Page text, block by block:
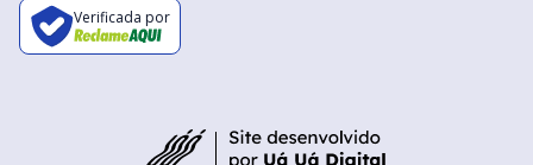
Verificada por